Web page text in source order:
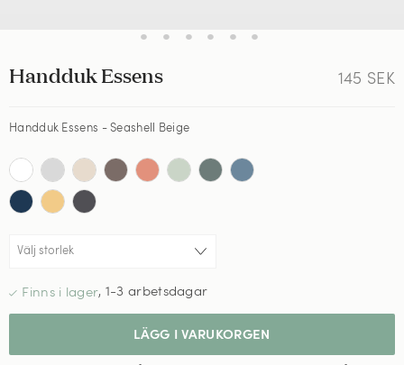
• • • • • •
145 SEK
Handduk Essens
Handduk Essens - Seashell Beige
, 1-3 arbetsdagar
LÄGG I VARUKORGEN